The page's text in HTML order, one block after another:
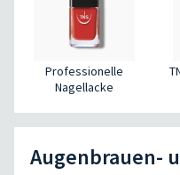
Professionelle
Nagellacke
Augenbrauen-